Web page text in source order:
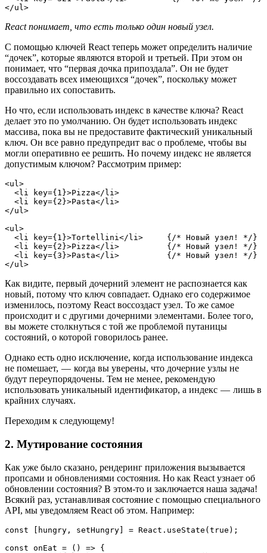
</ul>
React понимает, что есть только один новый узел.
С помощью ключей React теперь может определить наличие
“дочек”, которые являются второй и третьей. При этом он
понимает, что “первая дочка припоздала”. Он не будет
воссоздавать всех имеющихся “дочек”, поскольку может
правильно их сопоставить.
Но что, если использовать индекс в качестве ключа? React
делает это по умолчанию. Он будет использовать индекс
массива, пока вы не предоставите фактический уникальный
ключ. Он все равно предупредит вас о проблеме, чтобы вы
могли оперативно ее решить. Но почему индекс не является
допустимым ключом? Рассмотрим пример:
<ul>
  <li key={1}>Pizza</li>
  <li key={2}>Pasta</li>
</ul>
<ul>
  <li key={1}>Tortellini</li>     {/* Новый узел! */}
  <li key={2}>Pizza</li>          {/* Новый узел! */}
  <li key={3}>Pasta</li>          {/* Новый узел! */}
</ul>
Как видите, первый дочерний элемент не распознается как
новый, потому что ключ совпадает. Однако его содержимое
изменилось, поэтому React воссоздаст узел. То же самое
происходит и с другими дочерними элементами. Более того,
вы можете столкнуться с той же проблемой путаницы
состояний, о которой говорилось ранее.
Однако есть одно исключение, когда использование индекса
не помешает, — когда вы уверены, что дочерние узлы не
будут переупорядочены. Тем не менее, рекомендую
использовать уникальный идентификатор, а индекс — лишь в
крайних случаях.
Переходим к следующему!
2. Мутирование состояния
Как уже было сказано, рендеринг приложения вызывается
пропсами и обновлениями состояния. Но как React узнает об
обновлении состояния? В этом-то и заключается наша задача!
Всякий раз, устанавливая состояние с помощью специального
API, мы уведомляем React об этом. Например:
const [hungry, setHungry] = React.useState(true);
const onEat = () => {